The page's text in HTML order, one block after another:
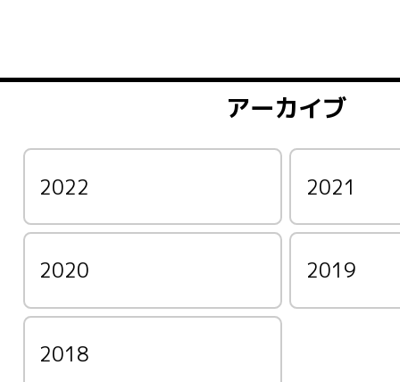
アーカイブ
2022 2021
2020 2019
2018